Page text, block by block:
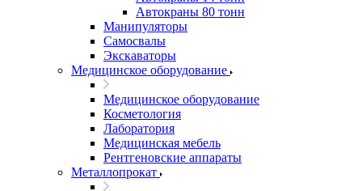
Автокраны 80 тонн
Манипуляторы
Самосвалы
Экскаваторы
Медицинское оборудование
Медицинское оборудование
Косметология
Лаборатория
Медицинская мебель
Рентгеновские аппараты
Металлопрокат